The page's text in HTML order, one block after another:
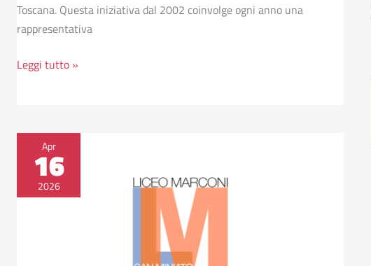
Toscana. Questa iniziativa dal 2002 coinvolge ogni anno una
rappresentativa
Leggi tutto »
Apr
16
2026
Studenti
arbitri
calcio